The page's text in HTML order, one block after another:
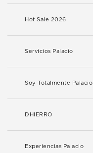
Hot Sale 2026
Servicios Palacio
Soy Totalmente Palacio
DHIERRO
Experiencias Palacio